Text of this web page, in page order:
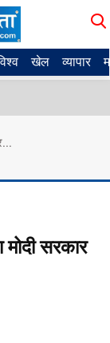
खेल व्यापार
सरकार